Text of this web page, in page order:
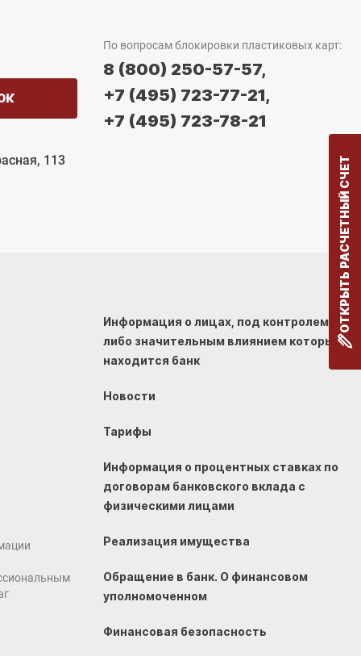
ОТКРЫТЬ РАСЧЕТНЫЙ СЧЕТ
113
По вопросам блокировки пластиковых карт:
8 (800) 250-57-57,
+7 (495) 723-77-21,
+7 (495) 723-78-21
Информация о лицах, под контролем
либо значительным влиянием которых
находится банк
Новости
Тарифы
Информация о процентных ставках по
договорам банковского вклада с
физическими лицами
Реализация имущества
Обращение в банк. О финансовом
уполномоченном
Финансовая безопасность